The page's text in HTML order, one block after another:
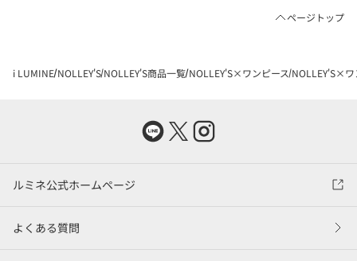
ページトップ
i LUMINE NOLLEY'S NOLLEY'S商品一覧 NOLLEY'S×ワンピース NOLLEY'S×ワ
ルミネ公式ホームページ
よくある質問